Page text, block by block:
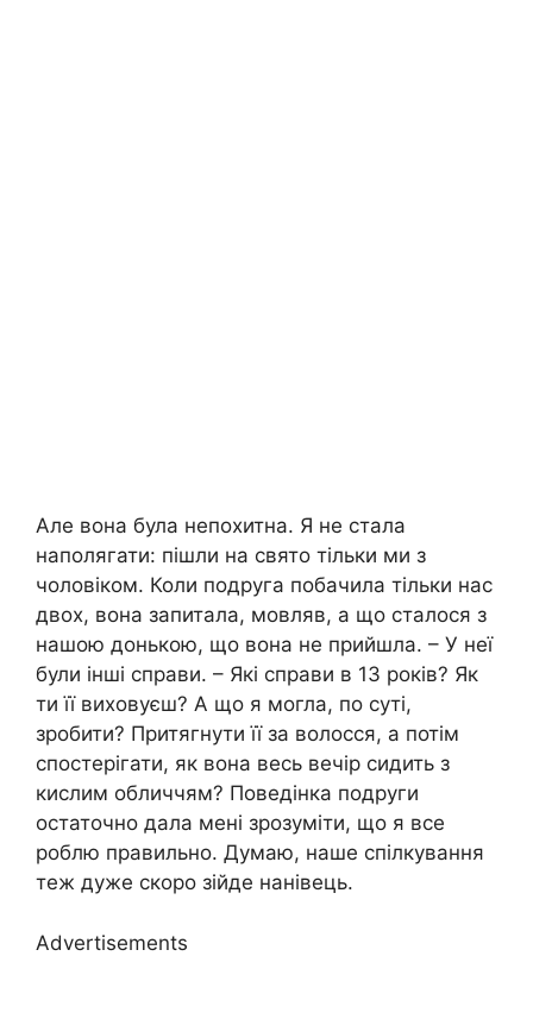
Але вона була непохитна. Я не стала
наполягати: пішли на свято тільки ми з
чоловіком. Коли подруга побачила тільки нас
двох, вона запитала, мовляв, а що сталося з
нашою донькою, що вона не прийшла. – У неї
були інші справи. – Які справи в 13 років? Як
ти її виховуєш? А що я могла, по суті,
зробити? Притягнути її за волосся, а потім
спостерігати, як вона весь вечір сидить з
кислим обличчям? Поведінка подруги
остаточно дала мені зрозуміти, що я все
роблю правильно. Думаю, наше спілкування
теж дуже скоро зійде нанівець.
Advertisements